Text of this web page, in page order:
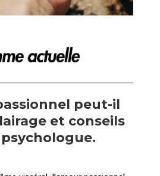
peut-il
et conseils
psychologue.